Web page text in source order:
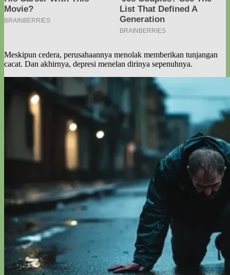
Meskipun cedera, perusahaannya menolak memberikan tunjangan
cacat. Dan akhirnya, depresi menelan dirinya sepenuhnya.